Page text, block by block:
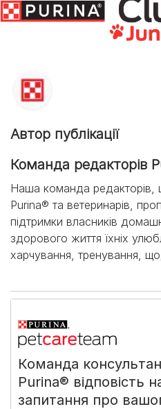
Автор публікації
Команда редакторів
Наша команда редакторів,
Purina® та ветеринарів,
підтримки власників
здорового життя їхніх
харчування, тренування,
Команда
Purina® відповість
запитання про